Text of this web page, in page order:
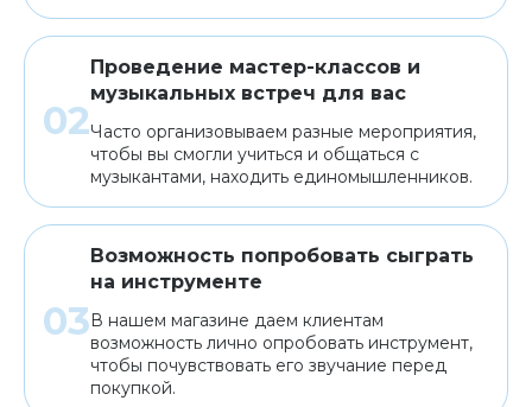
Проведение мастер-классов и
музыкальных встреч для вас
Часто организовываем разные мероприятия,
чтобы вы смогли учиться и общаться с
музыкантами, находить единомышленников.
Возможность попробовать сыграть
на инструменте
В нашем магазине даем клиентам
возможность лично опробовать инструмент,
чтобы почувствовать его звучание перед
покупкой.